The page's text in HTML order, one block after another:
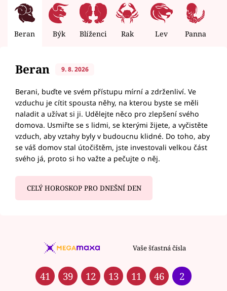
Beran Býk Blíženci Rak Lev Panna
Beran 9. 8. 2026
Berani, buďte ve svém přístupu mírní a zdrženliví. Ve
vzduchu je cítit spousta něhy, na kterou byste se měli
naladit a užívat si ji. Udělejte něco pro zlepšení svého
domova. Usmiřte se s lidmi, se kterými žijete, a vyčistěte
vzduch, aby vztahy byly v budoucnu klidné. Do toho, aby
se váš domov stal útočištěm, jste investovali velkou část
svého já, proto si ho važte a pečujte o něj.
CELÝ HOROSKOP PRO DNEŠNÍ DEN
Vaše šťastná čísla
41 39 12 13 11 46 2